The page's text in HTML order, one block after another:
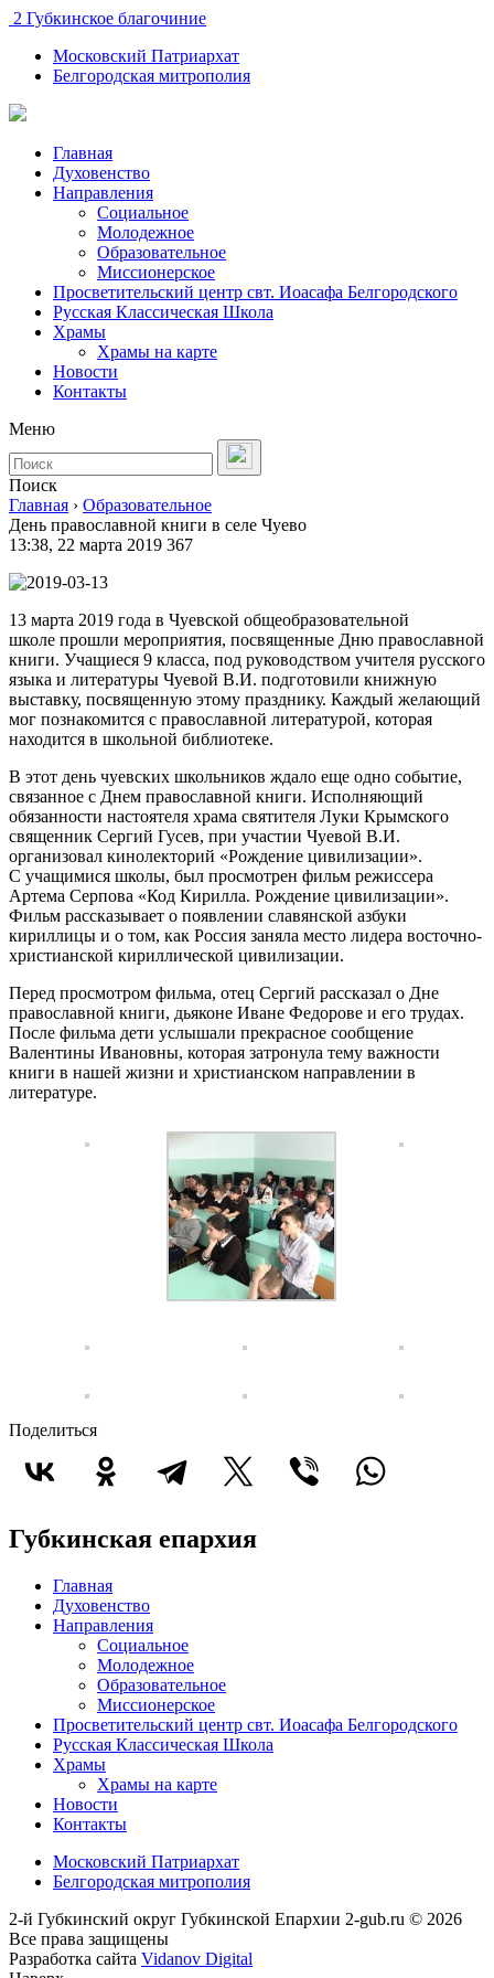
2 Губкинское благочиние
Московский Патриархат
Белгородская митрополия
Главная
Духовенство
Направления
Социальное
Молодежное
Образовательное
Миссионерское
Просветительский центр свт. Иоасафа Белгородского
Русская Классическая Школа
Храмы
Храмы на карте
Новости
Контакты
Меню
Поиск
Главная › Образовательное
День православной книги в селе Чуево
13:38, 22 марта 2019 367
13 марта 2019 года в Чуевской общеобразовательной
школе прошли мероприятия, посвященные Дню православной
книги. Учащиеся 9 класса, под руководством учителя русского
языка и литературы Чуевой В.И. подготовили книжную
выставку, посвященную этому празднику. Каждый желающий
мог познакомится с православной литературой, которая
находится в школьной библиотеке.
В этот день чуевских школьников ждало еще одно событие,
связанное с Днем православной книги. Исполняющий
обязанности настоятеля храма святителя Луки Крымского
священник Сергий Гусев, при участии Чуевой В.И.
организовал кинолекторий «Рождение цивилизации».
С учащимися школы, был просмотрен фильм режиссера
Артема Серпова «Код Кирилла. Рождение цивилизации».
Фильм рассказывает о появлении славянской азбуки
кириллицы и о том, как Россия заняла место лидера восточно-
христианской кириллической цивилизации.
Перед просмотром фильма, отец Сергий рассказал о Дне
православной книги, дьяконе Иване Федорове и его трудах.
После фильма дети услышали прекрасное сообщение
Валентины Ивановны, которая затронула тему важности
книги в нашей жизни и христианском направлении в
литературе.
Поделиться
Губкинская епархия
Главная
Духовенство
Направления
Социальное
Молодежное
Образовательное
Миссионерское
Просветительский центр свт. Иоасафа Белгородского
Русская Классическая Школа
Храмы
Храмы на карте
Новости
Контакты
Московский Патриархат
Белгородская митрополия
2-й Губкинский округ Губкинской Епархии 2-gub.ru © 2026
Все права защищены
Разработка сайта Vidanov Digital